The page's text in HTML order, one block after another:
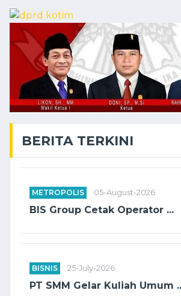
BERITA TERKINI
METROPOLIS 05-August-2026
BIS Group Cetak Operator ...
BISNIS 25-July-2026
PT SMM Gelar Kuliah Umum